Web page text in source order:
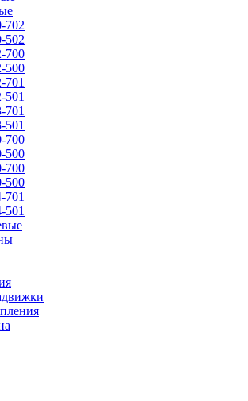
702
502
700
500
701
501
701
501
700
500
700
500
701
501